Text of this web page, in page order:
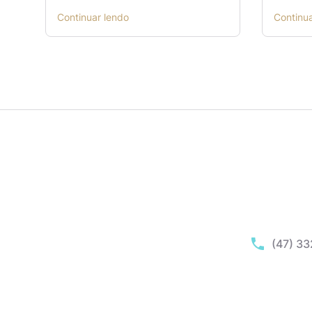
Continuar lendo
(47)